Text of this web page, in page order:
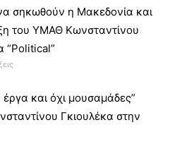
σηκωθούν η Μακεδονία και
του ΥΜΑΘ Κωνσταντίνου
“Political”
και όχι μουσαμάδες”
Γκιουλέκα στην